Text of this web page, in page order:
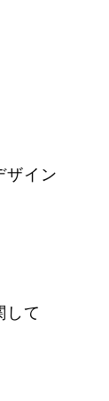
ザイン
して